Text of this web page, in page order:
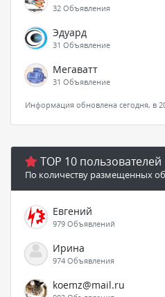
32 Объявления
Эдуард
31 Объявление
Мегаватт
31 Объявление
Информация обновлена сегодня, в
TOP 10 пользователей
По количеству размещенных
Евгений
979 Объявлений
Ирина
974 Объявления
koemz@mail.ru